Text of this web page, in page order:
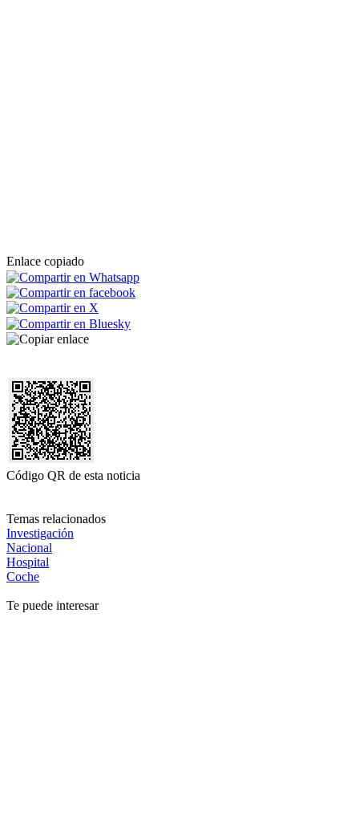
Enlace copiado
Código QR de esta noticia
Temas relacionados
Investigación
Nacional
Hospital
Coche
Te puede interesar